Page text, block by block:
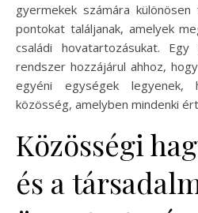
gyermekek számára
pontokat találjanak, amelyek
családi hovatartozásukat.
rendszer hozzájárul ahhoz,
egyéni egységek legyenek,
közösség, amelyben mindenki
Közösségi
és a